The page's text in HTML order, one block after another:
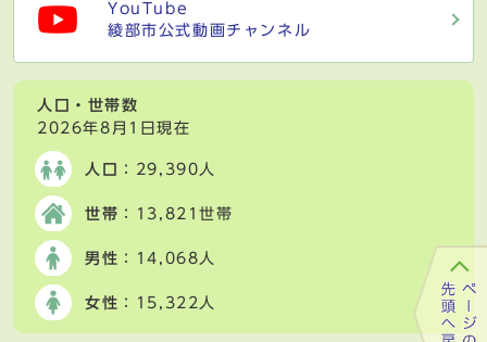
YouTube
綾部市公式動画チャンネル
人口・世帯数
2026年8月1日現在
人口 ：29,390人
世帯 ：13,821世帯
男性 ：14,068人
女性 ：15,322人